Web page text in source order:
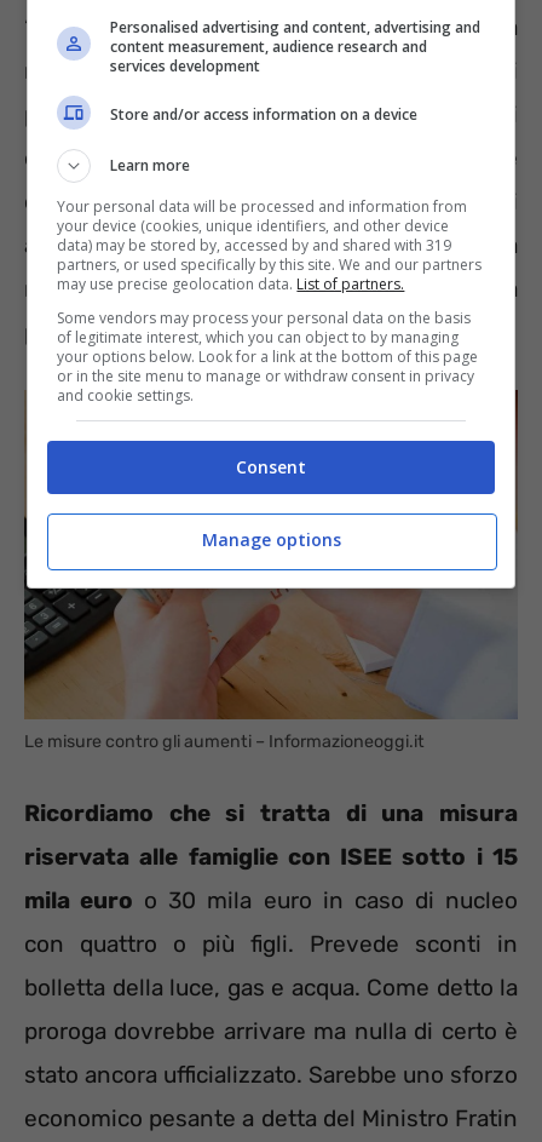
“rincari”. Seppur la speranza sia di una
riduzione del costo della vita, la ragione ci
porta a pensare che la normalità ormai
questa. Prezzi sempre più alti e famiglie che
combattono per far quadrare i conti. Generi
alimentari, carburante, mutui, beni di prima
necessità, gli incrementi sono esagerati e ora
preoccupa la scadenza del Bonus sociale.
Le misure contro gli aumenti – Informazioneoggi.it
Ricordiamo che si tratta di una misura
riservata alle famiglie con ISEE sotto i 15
mila euro o 30 mila euro in caso di nucleo
con quattro o più figli. Prevede sconti in
bolletta della luce, gas e acqua. Come detto la
proroga dovrebbe arrivare ma nulla di certo è
stato ancora ufficializzato. Sarebbe uno sforzo
economico pesante a detta del Ministro Fratin
Personalised advertising and content, advertising and
content measurement, audience research and
services development
Store and/or access information on a device
Learn more
Your personal data will be processed and information from
your device (cookies, unique identifiers, and other device
data) may be stored by, accessed by and shared with 319
partners, or used specifically by this site. We and our partners
may use precise geolocation data. List of partners.
Some vendors may process your personal data on the basis
of legitimate interest, which you can object to by managing
your options below. Look for a link at the bottom of this page
or in the site menu to manage or withdraw consent in privacy
and cookie settings.
Consent
Manage options